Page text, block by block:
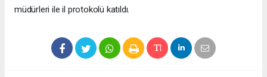
müdürleri ile il protokolü katıldı.